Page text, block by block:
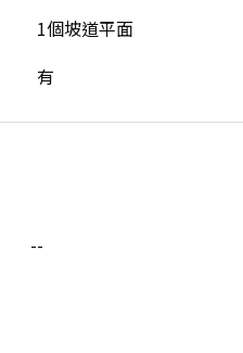
1個坡道平面
有
--